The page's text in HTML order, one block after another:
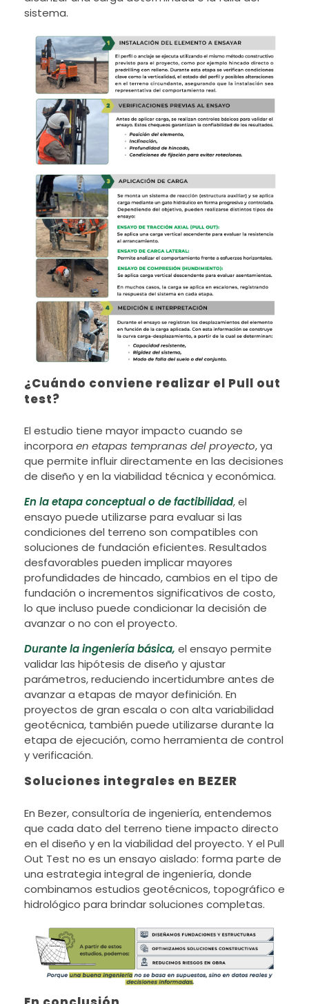
sistema.
¿Cuándo conviene realizar el Pull out
test?
El estudio tiene mayor impacto cuando se
incorpora en etapas tempranas del proyecto, ya
que permite influir directamente en las decisiones
de diseño y en la viabilidad técnica y económica.
En la etapa conceptualo de factibilidad, el
ensayo puede utilizarse para evaluar si las
condiciones del terreno son compatibles con
soluciones de fundación eficientes. Resultados
desfavorables pueden implicar mayores
profundidades de hincado, cambios en el tipo de
fundación o incrementos significativos de costo,
lo que incluso puede condicionar la decisión de
avanzar o no con el proyecto.
Durante la ingeniería básica, el ensayo permite
validar las hipótesis de diseño y ajustar
parámetros, reduciendo incertidumbre antes de
avanzar a etapas de mayor definición. En
proyectos de gran escala o con alta variabilidad
geotécnica, también puede utilizarse durante la
etapa de ejecución, como herramienta de control
y verificación.
Soluciones integrales en BEZER
En Bezer, consultoría de ingeniería, entendemos
que cada dato del terreno tiene impacto directo
en el diseño y en la viabilidad del proyecto. Y el Pull
Out Test no es un ensayo aislado: forma parte de
una estrategia integral de ingeniería, donde
combinamos estudios geotécnicos, topográfico e
hidrológico para brindar soluciones completas.